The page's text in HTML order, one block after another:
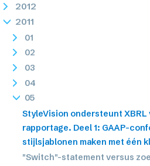
2012
2011
01
02
03
04
05
StyleVision ondersteunt
rapportage. Deel 1: GAAP-
stijlsjablonen maken met één
"Switch"-statement versus